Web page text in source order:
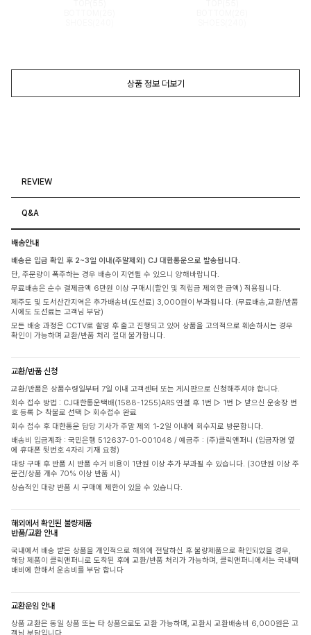
상품 정보 더보기
REVIEW
Q&A
배송안내
배송은 입금 확인 후 2~3일 이내(주말제외) CJ 대한통운으로 발송됩니다.
단, 주문량이 폭주하는 경우 배송이 지연될 수 있으니 양해바랍니다.
무료배송은 순수 결제금액 6만원 이상 구매시(할인 및 적립금 제외한 금액) 적용됩니다.
제주도 및 도서산간지역은 추가배송비(도선료) 3,000원이 부과됩니다. (무료배송,교환/반품
시에도 도선료는 고객님 부담)
모든 배송 과정은 CCTV로 촬영 후 출고 진행되고 있어 상품을 고의적으로 훼손하시는 경우
확인이 가능하며 교환/반품 처리 절대 불가합니다.
교환/반품 신청
교환/반품은 상품수령일부터 7일 이내 고객센터 또는 게시판으로 신청해주셔야 합니다.
회수 접수 방법 : CJ대한통운택배(1588-1255)ARS 연결 후 1번 ▷ 1번 ▷ 받으신 운송장 번
호 등록 ▷ 착불로 선택 ▷ 회수접수 완료
회수 접수 후 대한통운 담당 기사가 주말 제외 1-2일 이내에 회수지로 방문합니다.
배송비 입금계좌 : 국민은행 512637-01-001048 / 예금주 : (주)클릭앤퍼니 (입금자명 옆
에 휴대폰 뒷번호 4자리 기재 요청)
대량 구매 후 반품 시 반품 수거 비용이 1만원 이상 추가 부과될 수 있습니다. (30만원 이상 주
문건/상품 개수 70% 이상 반품 시)
상습적인 대량 반품 시 구매에 제한이 있을 수 있습니다.
해외에서 확인된 불량제품
반품/교환 안내
국내에서 배송 받은 상품을 개인적으로 해외에 전달하신 후 불량제품으로 확인되었을 경우,
해당 제품이 클릭앤퍼니로 도착된 후에 교환/반품 처리가 가능하며, 클릭앤퍼니에서는 국내택
배비에 한해서 운송비를 부담 합니다
교환운임 안내
상품 교환은 동일 상품 또는 타 상품으로도 교환 가능하며, 교환시 교환배송비 6,000원은 고